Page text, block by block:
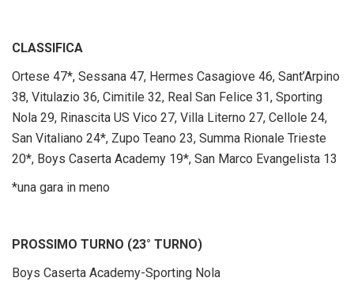
CLASSIFICA
Ortese 47*, Sessana 47, Hermes Casagiove 46, Sant’Arpino
38, Vitulazio 36, Cimitile 32, Real San Felice 31, Sporting
Nola 29, Rinascita US Vico 27, Villa Literno 27, Cellole 24,
San Vitaliano 24*, Zupo Teano 23, Summa Rionale Trieste
20*, Boys Caserta Academy 19*, San Marco Evangelista 13
*una gara in meno
PROSSIMO TURNO (23° TURNO)
Boys Caserta Academy-Sporting Nola